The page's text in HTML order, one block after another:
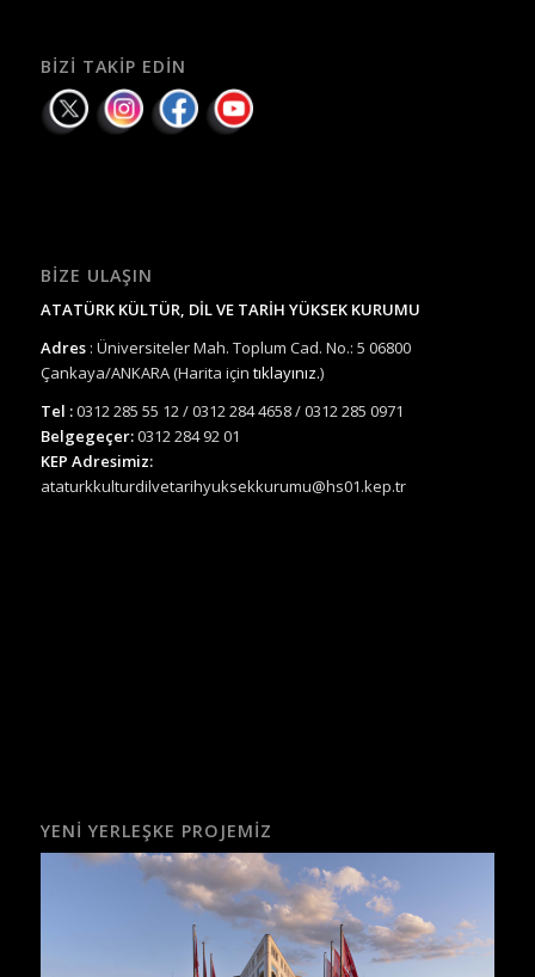
BIZI TAKIP EDIN
BIZE ULAŞIN
ATATÜRK KÜLTÜR, DİL VE TARİH YÜKSEK KURUMU
Adres : Üniversiteler Mah. Toplum Cad. No.: 5 06800
Çankaya/ANKARA (Harita için tıklayınız.)
Tel :0312 285 55 12 / 0312 284 4658 / 0312 285 0971
Belgegeçer:0312 284 92 01
KEP Adresimiz:
ataturkkulturdilvetarihyuksekkurumu@hs01.kep.tr
YENI YERLEŞKE PROJEMIZ